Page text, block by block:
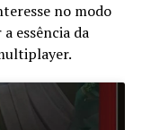
no modo
essência da